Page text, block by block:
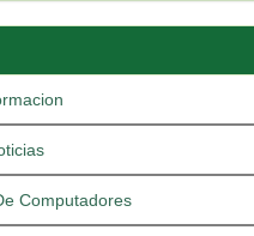
Computadores